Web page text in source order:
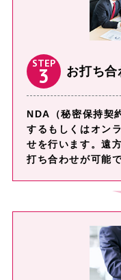
STEP
3 お打ち合
NDA（秘密保持契
するもしくはオン
せを⾏います。遠
打ち合わせが可能で